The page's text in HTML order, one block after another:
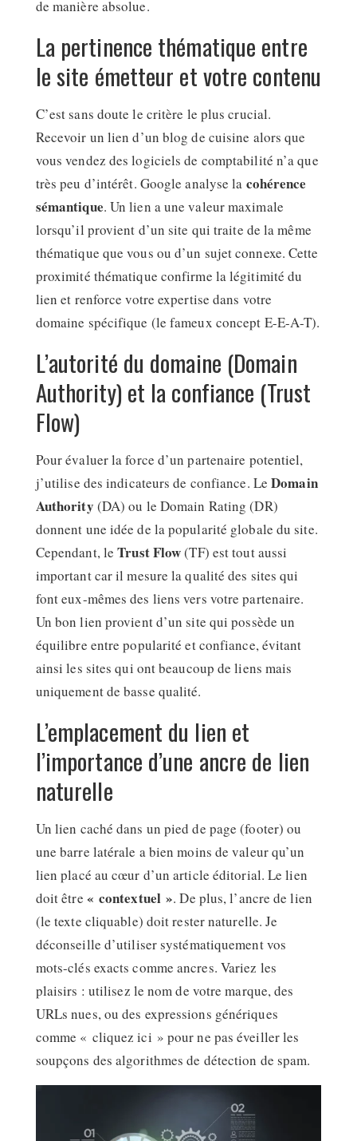
de manière absolue.
La pertinence thématique entre
le site émetteur et votre contenu
C’est sans doute le critère le plus crucial.
Recevoir un lien d’un blog de cuisine alors que
vous vendez des logiciels de comptabilité n’a que
très peu d’intérêt. Google analyse la cohérence
sémantique. Un lien a une valeur maximale
lorsqu’il provient d’un site qui traite de la même
thématique que vous ou d’un sujet connexe. Cette
proximité thématique confirme la légitimité du
lien et renforce votre expertise dans votre
domaine spécifique (le fameux concept E-E-A-T).
L’autorité du domaine (Domain
Authority) et la confiance (Trust
Flow)
Pour évaluer la force d’un partenaire potentiel,
j’utilise des indicateurs de confiance. LeDomain
Authority (DA) ou le Domain Rating (DR)
donnent une idée de la popularité globale du site.
Cependant, leTrust Flow(TF) est tout aussi
important car il mesure la qualité des sites qui
font eux-mêmes des liens vers votre partenaire.
Un bon lien provient d’un site qui possède un
équilibre entre popularité et confiance, évitant
ainsi les sites qui ont beaucoup de liens mais
uniquement de basse qualité.
L’emplacement du lien et
l’importance d’une ancre de lien
naturelle
Un lien caché dans un pied de page (footer) ou
une barre latérale a bien moins de valeur qu’un
lien placé au cœur d’un article éditorial. Le lien
doit être « contextuel ». De plus, l’ancre de lien
(le texte cliquable) doit rester naturelle. Je
déconseille d’utiliser systématiquement vos
mots-clés exacts comme ancres. Variez les
plaisirs : utilisez le nom de votre marque, des
URLs nues, ou des expressions génériques
comme « cliquez ici » pour ne pas éveiller les
soupçons des algorithmes de détection de spam.